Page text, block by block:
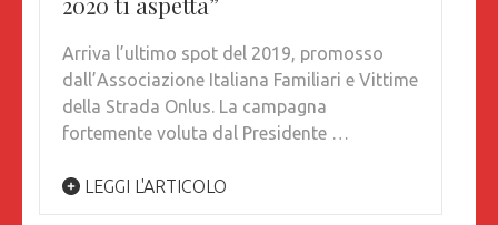
Arriva l’ultimo spot del 2019, promosso
dall’Associazione Italiana Familiari e Vittime
della Strada Onlus. La campagna
fortemente voluta dal Presidente …
LEGGI L'ARTICOLO